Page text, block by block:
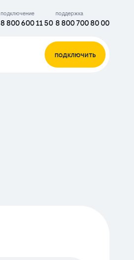
подключение
8 800 600 11 50
поддержка
8 800 700 80 00
подключить